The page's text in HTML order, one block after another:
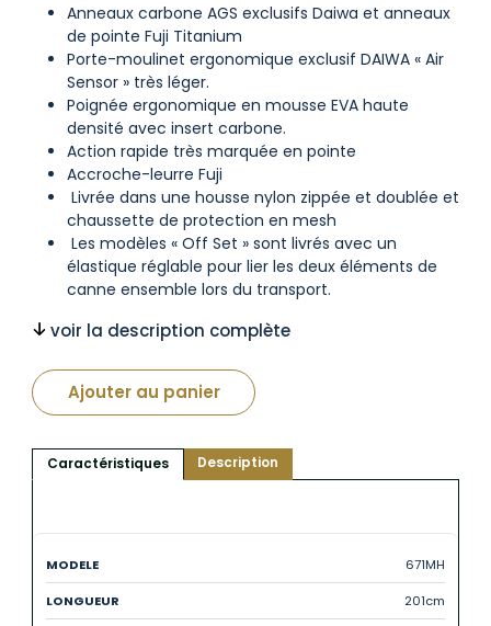
Anneaux carbone AGS exclusifs Daiwa et anneaux
de pointe Fuji Titanium
Porte-moulinet ergonomique exclusif DAIWA « Air
Sensor » très léger.
Poignée ergonomique en mousse EVA haute
densité avec insert carbone.
Action rapide très marquée en pointe
Accroche-leurre Fuji
Livrée dans une housse nylon zippée et doublée et
chaussette de protection en mesh
Les modèles « Off Set » sont livrés avec un
élastique réglable pour lier les deux éléments de
canne ensemble lors du transport.
voir la description complète
Ajouter au panier
Caractéristiques Description
671MH
201cm